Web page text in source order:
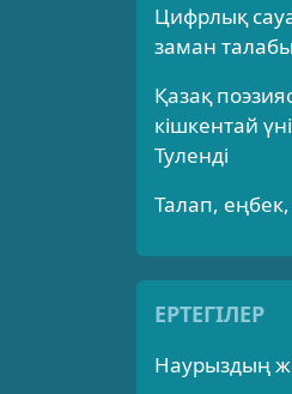
Цифрлық
заман талабы
Қазақ
кішкентай
Туленді
Талап,
ЕРТЕГІЛЕР
Наурыздың